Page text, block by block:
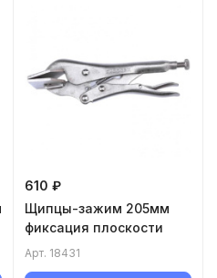
610 ₽
Щипцы-зажим 205мм
фиксация плоскости
Арт. 18431